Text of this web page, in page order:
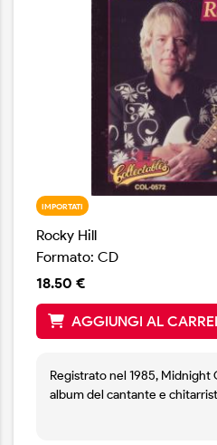
IMPORTATI
Rocky Hill
Formato: CD
18.50 €
AGGIUNGI AL
Registrato nel 1985, Midnight
album del cantante e
degli Z.Z. Top Dusty Hill, con